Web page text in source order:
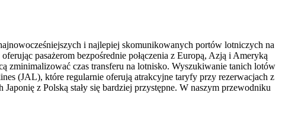
i najlepiej skomunikowanych portów lotniczych na
pasażerom bezpośrednie połączenia z Europą, Azją i Ameryką
zminimalizować czas transferu na lotnisko. Wyszukiwanie tanich lotów
(JAL), które regularnie oferują atrakcyjne taryfy przy rezerwacjach z
z Polską stały się bardziej przystępne. W naszym przewodniku